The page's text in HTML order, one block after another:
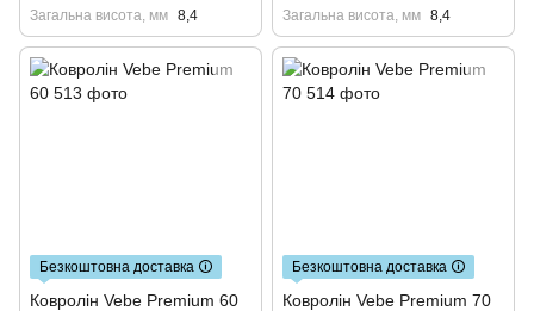
Загальна висота, мм 8,4
Загальна висота, мм 8,4
Безкоштовна доставка 🛈
Ковролін Vebe Premium 60
Безкоштовна доставка 🛈
Ковролін Vebe Premium 70